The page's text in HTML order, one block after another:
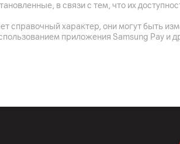
в связи с тем, что их
справочный характер, они могут быть
приложения Samsung Pay и